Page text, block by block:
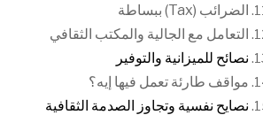
الضرائب (Tax) ببساطة
التعامل مع الجالية والمكتب الثقافي
نصائح للميزانية والتوفير
مواقف طارئة تعمل فيها إيه؟
نصايح نفسية وتجاوز الصدمة الثقافية